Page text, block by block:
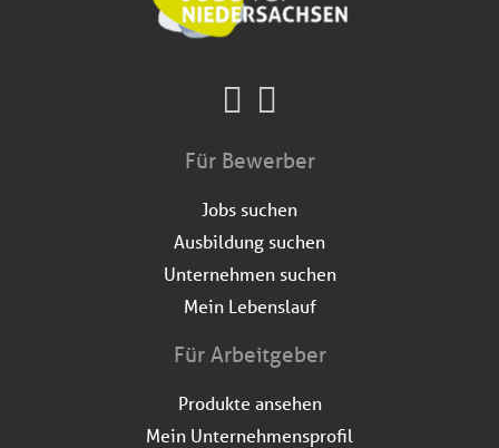
Für Bewerber
Jobs suchen
Ausbildung suchen
Unternehmen suchen
Mein Lebenslauf
Für Arbeitgeber
Produkte ansehen
Mein Unternehmensprofil